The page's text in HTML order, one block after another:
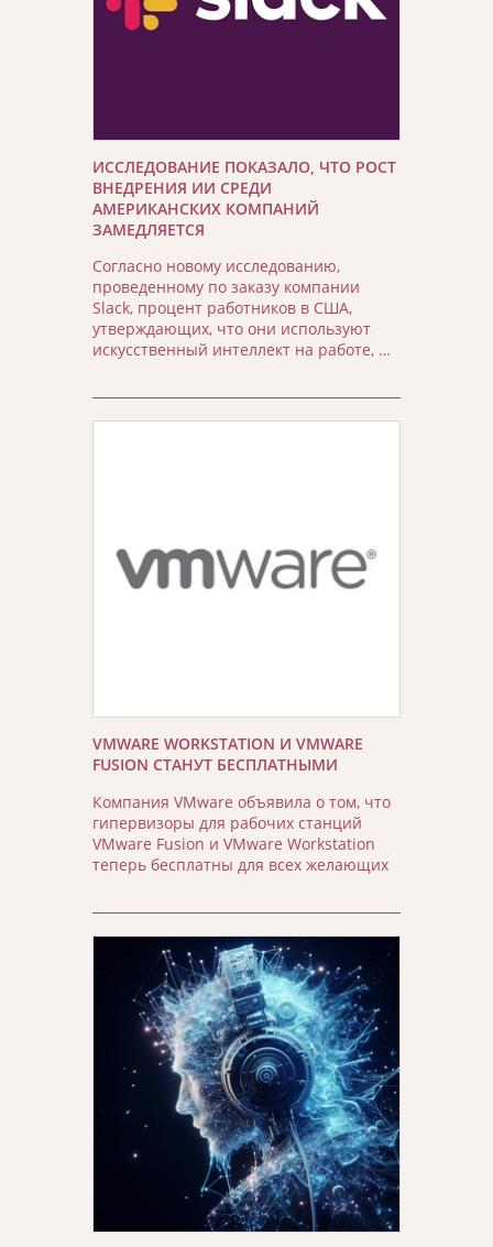
ИССЛЕДОВАНИЕ ПОКАЗАЛО, ЧТО РОСТ
ВНЕДРЕНИЯ ИИ СРЕДИ
АМЕРИКАНСКИХ КОМПАНИЙ
ЗАМЕДЛЯЕТСЯ
Согласно новому исследованию,
проведенному по заказу компании
Slack, процент работников в США,
утверждающих, что они используют
искусственный интеллект на работе, …
VMWARE WORKSTATION И VMWARE
FUSION СТАНУТ БЕСПЛАТНЫМИ
Компания VMware объявила о том, что
гипервизоры для рабочих станций
VMware Fusion и VMware Workstation
теперь бесплатны для всех желающих